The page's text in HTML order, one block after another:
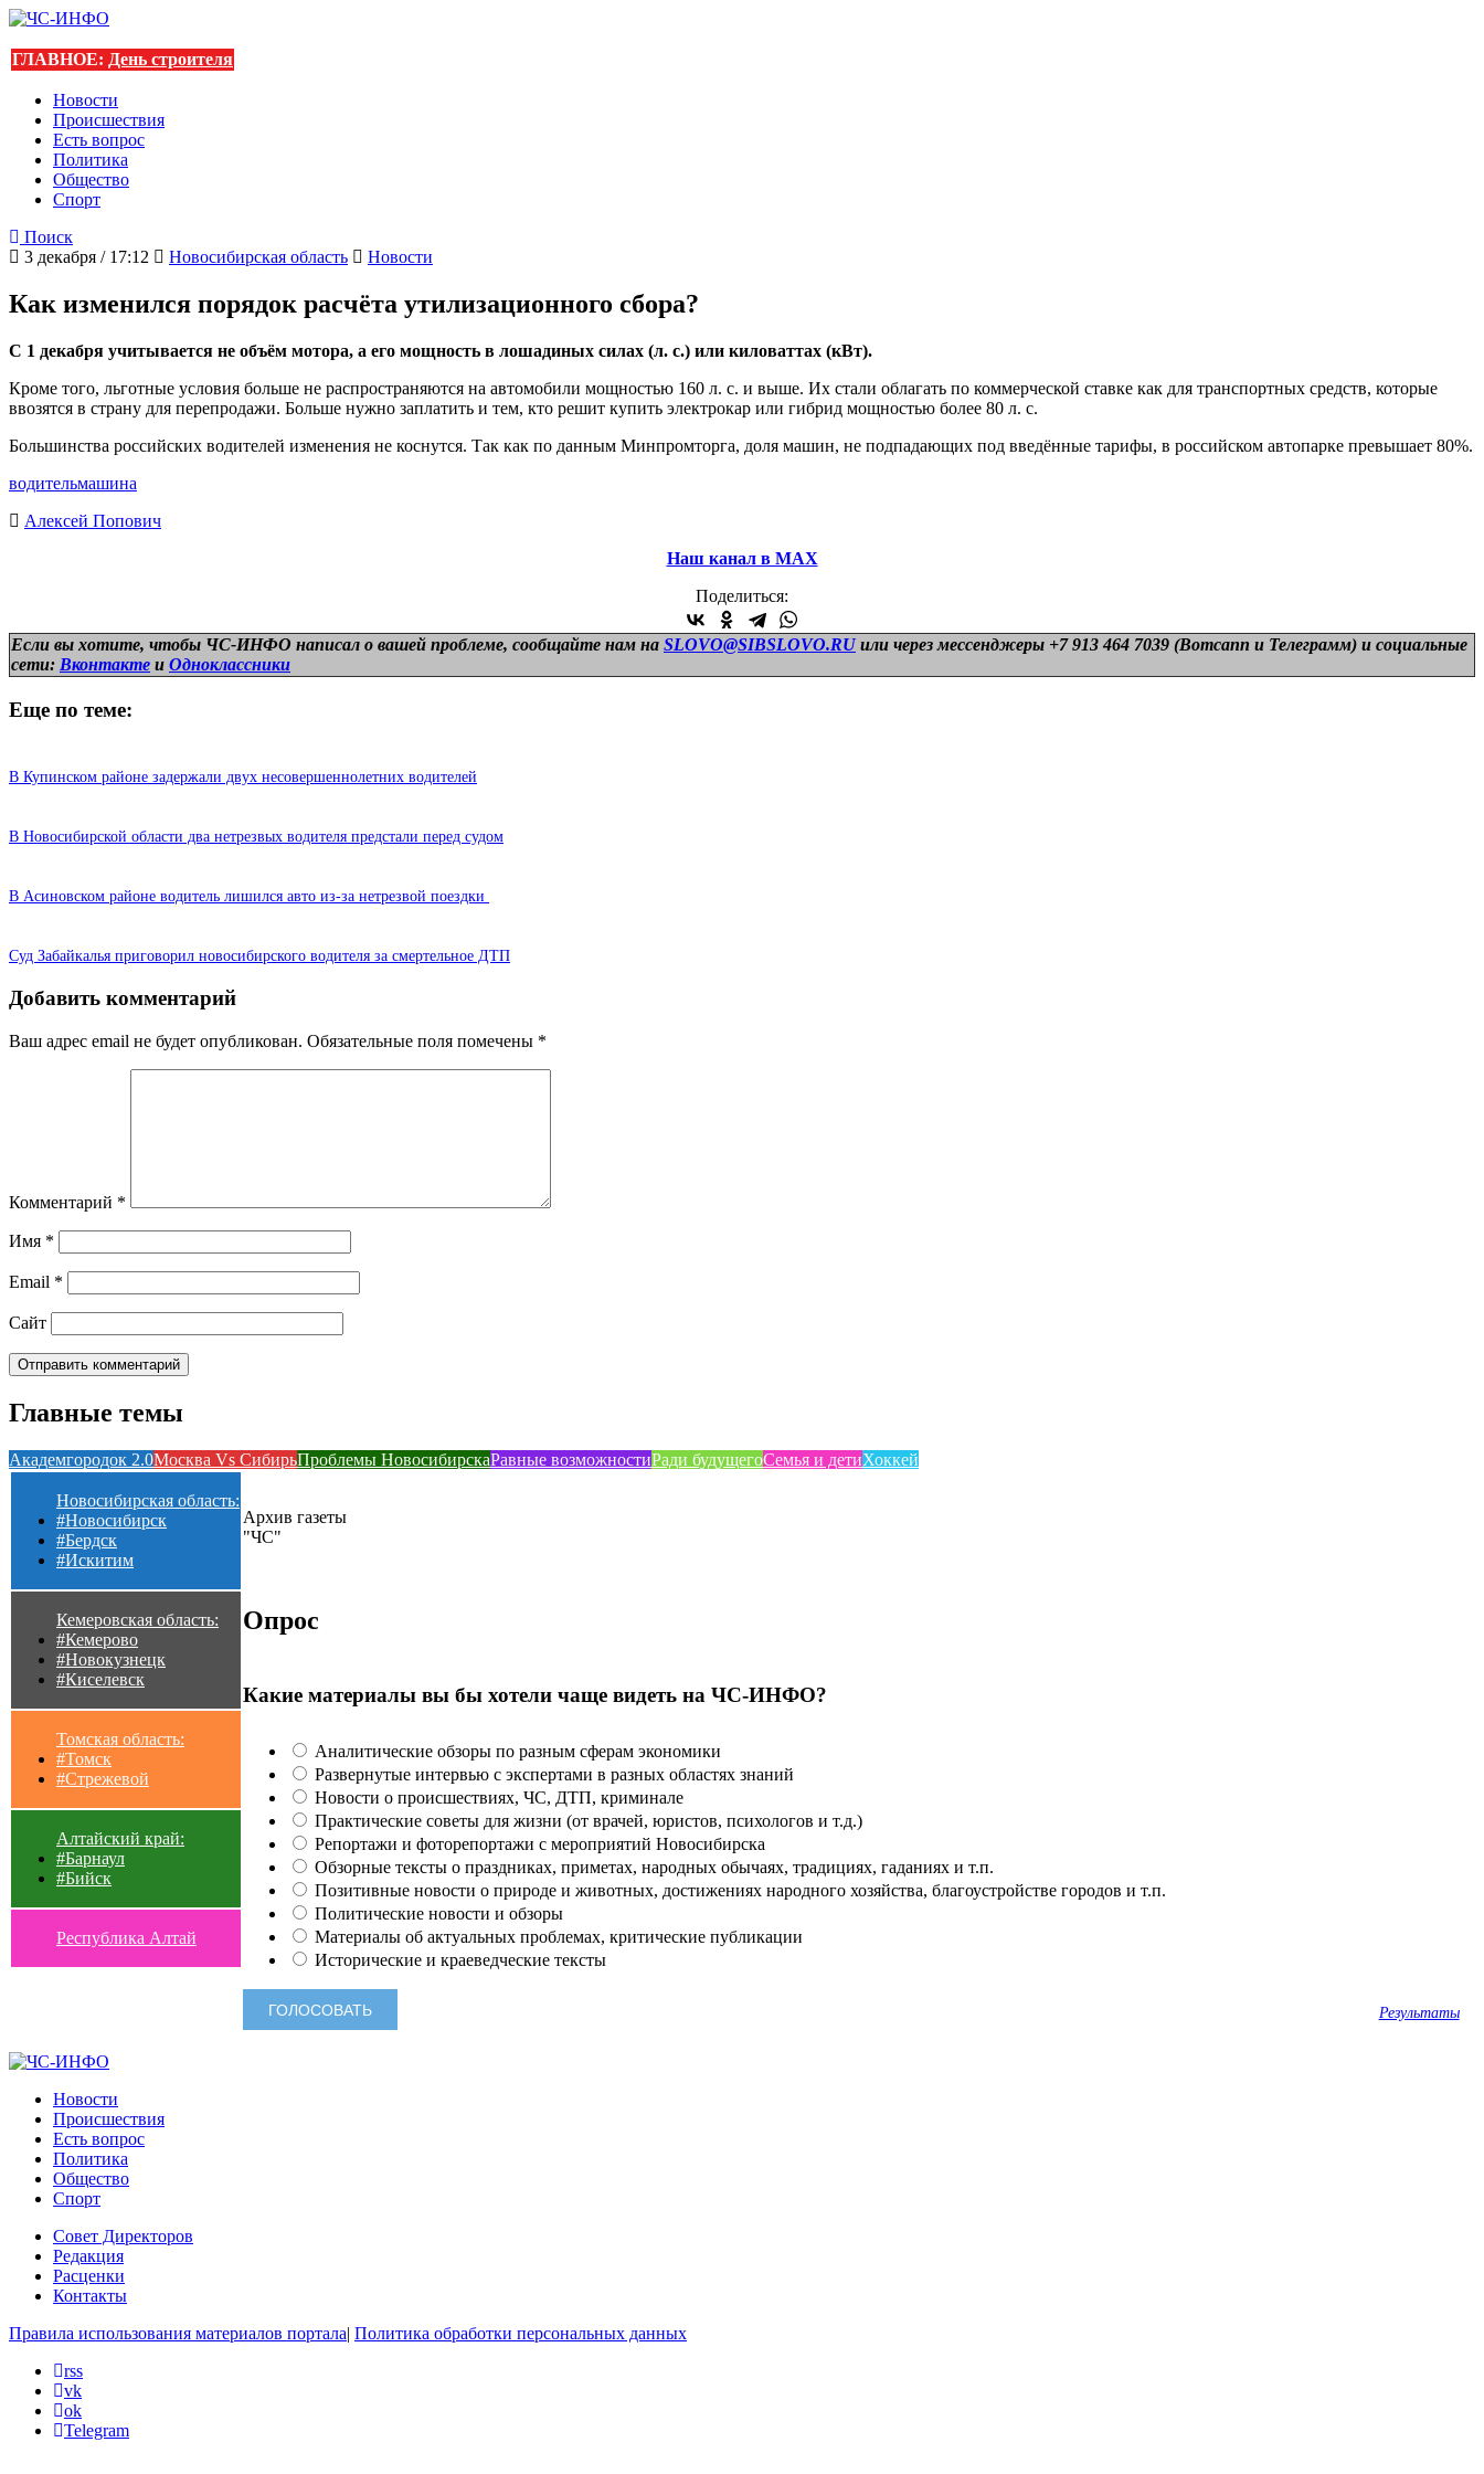
ГЛАВНОЕ: День строителя
Новости
Происшествия
Есть вопрос
Политика
Общество
Спорт
Поиск
3 декабря / 17:12
Новосибирская область Новости
Как изменился порядок расчёта утилизационного сбора?
С 1 декабря учитывается не объём мотора, а его мощность в лошадиных силах (л. с.) или киловаттах (кВт).
Кроме того, льготные условия больше не распространяются на автомобили мощностью 160 л. с. и выше. Их стали облагать по коммерческой ставке как для транспортных средств, которые
ввозятся в страну для перепродажи. Больше нужно заплатить и тем, кто решит купить электрокар или гибрид мощностью более 80 л. с.
Большинства российских водителей изменения не коснутся. Так как по данным Минпромторга, доля машин, не подпадающих под введённые тарифы, в российском автопарке превышает 80%.
водительмашина
Алексей Попович
Наш канал в МАХ
Поделиться:
Если вы хотите, чтобы ЧС-ИНФО написал о вашей проблеме, сообщайте нам на SLOVO@SIBSLOVO.RU или через мессенджеры +7 913 464 7039 (Вотсапп и Телеграмм) и социальные
сети: Вконтакте и Одноклассники
Еще по теме:
В Купинском районе задержали двух несовершеннолетних водителей
В Новосибирской области два нетрезвых водителя предстали перед судом
В Асиновском районе водитель лишился авто из-за нетрезвой поездки
Суд Забайкалья приговорил новосибирского водителя за смертельное ДТП
Добавить комментарий
Ваш адрес email не будет опубликован. Обязательные поля помечены *
Комментарий *
Имя *
Email *
Сайт
Главные темы
Академгородок 2.0Москва Vs СибирьПроблемы НовосибирскаРавные возможностиРади будущегоСемья и детиХоккей
Новосибирская область:
#Новосибирск
#Бердск
#Искитим
Кемеровская область:
#Кемерово
#Новокузнецк
#Киселевск
Томская область:
#Томск
#Стрежевой
Алтайский край:
#Барнаул
#Бийск
Республика Алтай
Архив газеты
"ЧС"
Опрос
Какие материалы вы бы хотели чаще видеть на ЧС-ИНФО?
Аналитические обзоры по разным сферам экономики
Развернутые интервью с экспертами в разных областях знаний
Новости о происшествиях, ЧС, ДТП, криминале
Практические советы для жизни (от врачей, юристов, психологов и т.д.)
Репортажи и фоторепортажи с мероприятий Новосибирска
Обзорные тексты о праздниках, приметах, народных обычаях, традициях, гаданиях и т.п.
Позитивные новости о природе и животных, достижениях народного хозяйства, благоустройстве городов и т.п.
Политические новости и обзоры
Материалы об актуальных проблемах, критические публикации
Исторические и краеведческие тексты
Результаты
Новости
Происшествия
Есть вопрос
Политика
Общество
Спорт
Совет Директоров
Редакция
Расценки
Контакты
Правила использования материалов портала| Политика обработки персональных данных
rss
vk
ok
Telegram